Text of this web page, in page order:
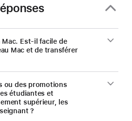
Mac. Est-il facile de
Mac et de transférer
ou des promotions
étudiantes et
supérieur, les
?